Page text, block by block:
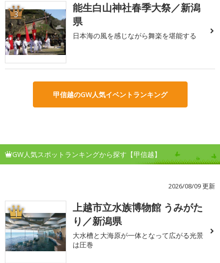
3
能生白山神社春季大祭／新潟
県
日本海の風を感じながら舞楽を堪能する
甲信越のGW人気イベントランキング
GW人気スポットランキングから探す【甲信越】
2026/08/09 更新
1
上越市立水族博物館 うみがた
り／新潟県
大水槽と大海原が一体となって広がる光景
は圧巻